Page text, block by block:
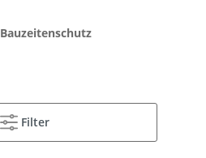
Bauzeitenschutz
Filter